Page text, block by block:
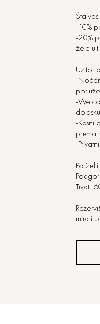
Šta
-10%
-20%
žele
Uz to,
-
-
dolasku
-Kasni
prema
-
Po
Tivat:
mira i